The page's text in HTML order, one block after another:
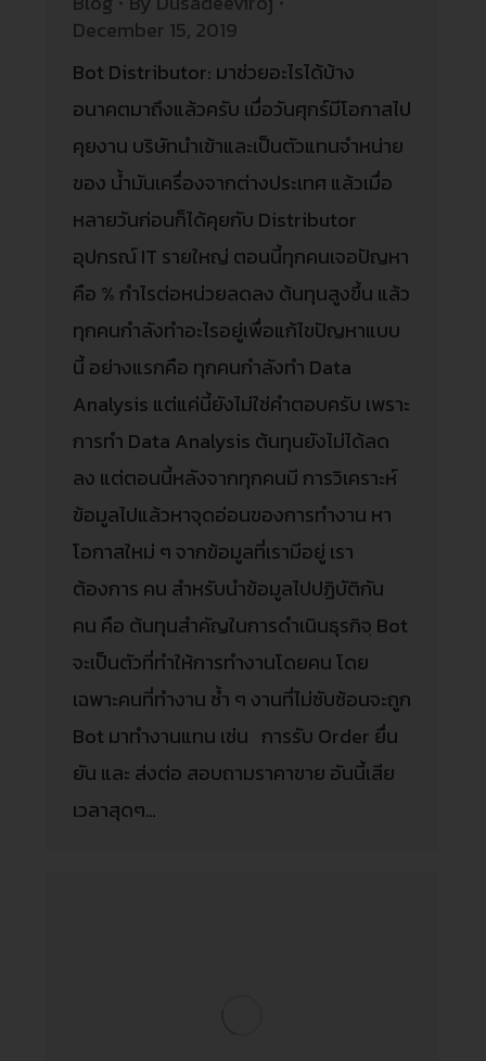
December 15, 2019
Bot Distributor: มาช่วยอะไรได้บ้าง
อนาคตมาถึงแล้วครับ เมื่อวันศุกร์มีโอกาสไป
คุยงาน บริษัทนำเข้าและเป็นตัวแทนจำหน่าย
ของ น้ำมันเครื่องจากต่างประเทศ แล้วเมื่อ
หลายวันก่อนก็ได้คุยกับ Distributor
อุปกรณ์ IT รายใหญ่ ตอนนี้ทุกคนเจอปัญหา
คือ % กำไรต่อหน่วยลดลง ต้นทุนสูงขึ้น แล้ว
ทุกคนกำลังทำอะไรอยู่เพื่อแก้ไขปัญหาแบบ
นี้ อย่างแรกคือ ทุกคนกำลังทำ Data
Analysis แต่แค่นี้ยังไม่ใช่คำตอบครับ เพราะ
การทำ Data Analysis ต้นทุนยังไม่ได้ลด
ลง แต่ตอนนี้หลังจากทุกคนมี การวิเคราะห์
ข้อมูลไปแล้วหาจุดอ่อนของการทำงาน หา
โอกาสใหม่ ๆ จากข้อมูลที่เรามีอยู่ เรา
ต้องการ คน สำหรับนำข้อมูลไปปฏิบัติกัน
คน คือ ต้นทุนสำคัญในการดำเนินธุรกิจฺ Bot
จะเป็นตัวที่ทำให้การทำงานโดยคน โดย
เฉพาะคนที่ทำงาน ซ้ำ ๆ งานที่ไม่ซับซ้อนจะถูก
Bot มาทำงานแทน เช่น การรับ Order ยื่น
ยัน และ ส่งต่อ สอบถามราคาขาย อันนี้เสีย
เวลาสุดๆ…